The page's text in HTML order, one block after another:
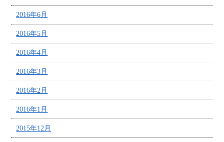
2016年6月
2016年5月
2016年4月
2016年3月
2016年2月
2016年1月
2015年12月